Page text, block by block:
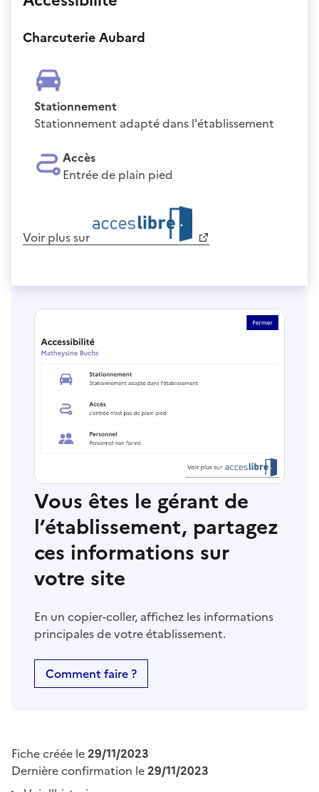
Charcuterie Aubard
Stationnement
Stationnement adapté dans l'établissement
Accès
Entrée de plain pied
Voir plus sur
Vous êtes le gérant de
l’établissement, partagez
ces informations sur
votre site
En un copier-coller, affichez les informations
principales de votre établissement.
Comment faire ?
Fiche créée le29/11/2023
Dernière confirmation le29/11/2023